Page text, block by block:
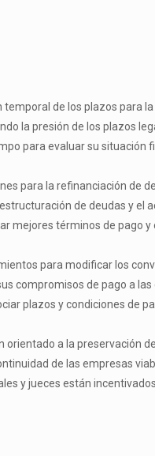
temporal de los plazos para
la presión de los plazos
para evaluar su situación
para la refinanciación de
de deudas y el
mejores términos de pago
para modificar los
compromisos de pago a
plazos y condiciones de
orientado a la preservación
de las empresas
y jueces están